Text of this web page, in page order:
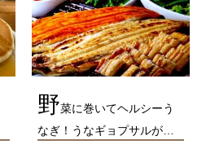
野菜に巻いてヘルシーう
なぎ！うなギョプサルが…